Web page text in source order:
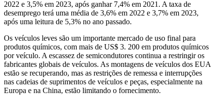
2022 e 3,5% em 2023, após ganhar 7,4% em 2021. A taxa de
desemprego terá uma média de 3,6% em 2022 e 3,7% em 2023,
após uma leitura de 5,3% no ano passado.
Os veículos leves são um importante mercado de uso final para
produtos químicos, com mais de US$ 3. 200 em produtos químicos
por veículo. A escassez de semicondutores continua a restringir os
fabricantes globais de veículos. As montagens de veículos dos EUA
estão se recuperando, mas as restrições de remessa e interrupções
nas cadeias de suprimentos de veículos e peças, especialmente na
Europa e na China, estão limitando o fornecimento.